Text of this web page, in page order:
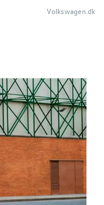
Volkswagen.dk